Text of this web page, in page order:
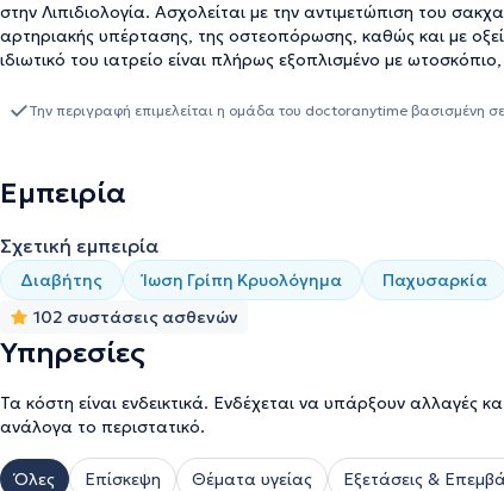
στην Λιπιδιολογία. Ασχολείται με την αντιμετώπιση του
αρτηριακής υπέρτασης, της οστεοπόρωσης, καθώς και με
ιδιωτικό του ιατρείο είναι πλήρως εξοπλισμένο με
Την περιγραφή επιμελείται η ομάδα του doctoranytime βασισμένη
Εμπειρία
Σχετική εμπειρία
Διαβήτης Ίωση Γρίπη Κρυολόγημα
Παχυσαρκία
102 συστάσεις ασθενών
Υπηρεσίες
Τα κόστη είναι ενδεικτικά. Ενδέχεται να υπάρξουν αλλαγές
ανάλογα το περιστατικό.
Όλες Επίσκεψη Θέματα υγείας Εξετάσεις &